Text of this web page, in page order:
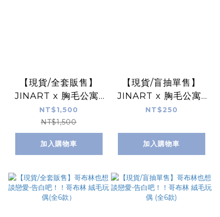
【現貨/全套販售】
JINART x 胸毛公寓-
勇者喵喵怪的秘密寶箱
玩偶 (全6款)
NT$1,500
NT$1,500
加入購物車
【現貨/盲抽單售】
JINART x 胸毛公寓-
勇者喵喵怪的秘密寶箱
NT$250
加入購物車